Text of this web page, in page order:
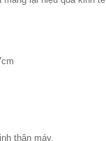
thân máy.